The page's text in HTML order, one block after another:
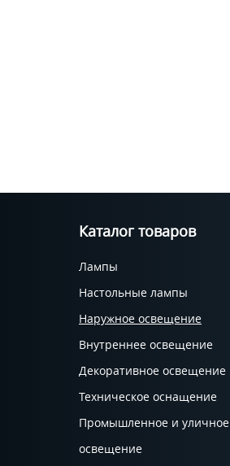
Каталог товаров
Лампы
Настольные лампы
Наружное освещение
Внутреннее освещение
Декоративное освещение
Техническое оснащение
Промышленное и уличное
освещение